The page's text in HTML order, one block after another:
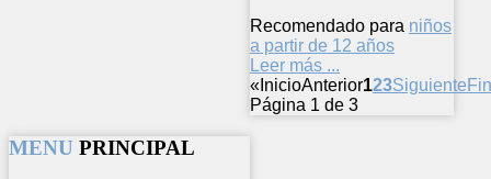
Recomendado para niños
a partir de 12 años
Leer más ...
« InicioAnterior123Siguiente
Página 1 de 3
MENU PRINCIPAL